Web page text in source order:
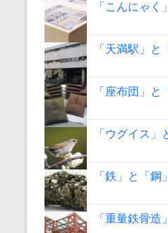
「こんにゃ
「天満駅」
「座布団」
「ウグイス
「鉄」と「鋼
「重量鉄骨